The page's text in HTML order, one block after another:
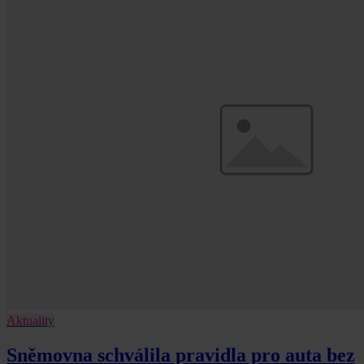
Aktuality
Sněmovna schválila pravidla pro auta bez